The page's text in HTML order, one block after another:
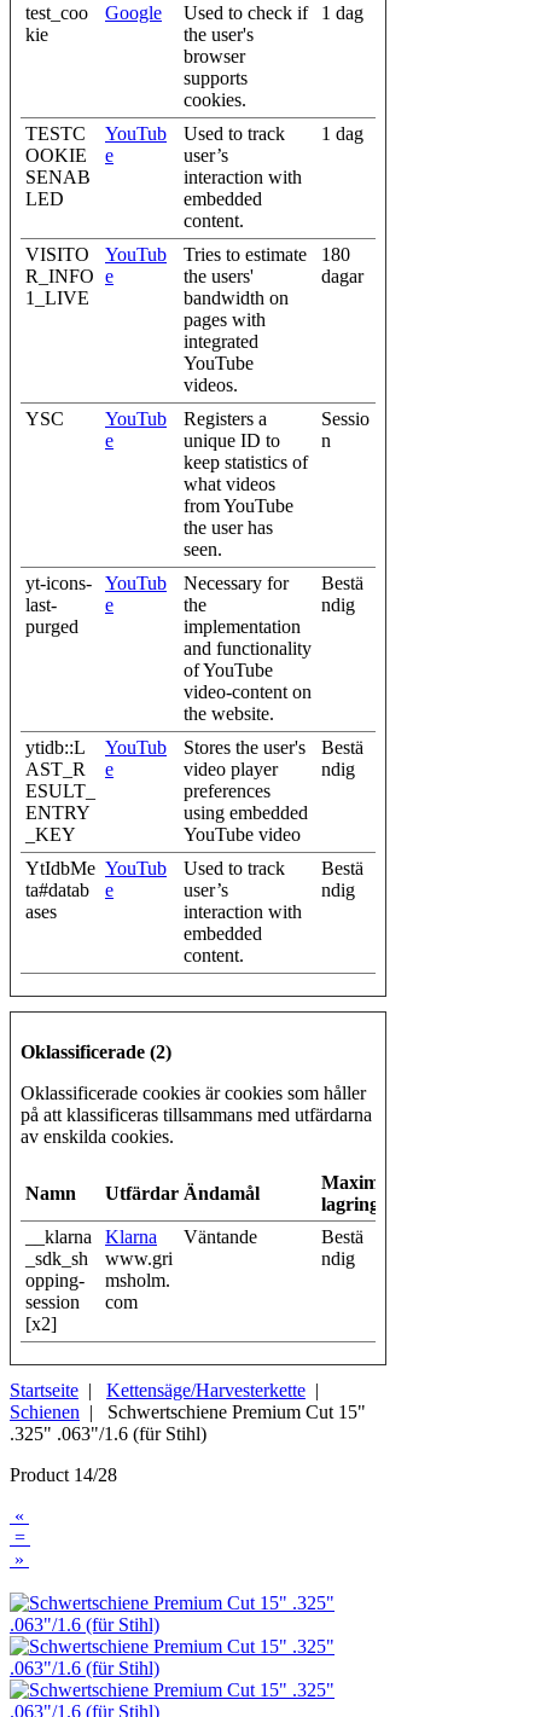
test_coo
kie
Google
Used to check if
the user's
browser
supports
cookies.
1 dag
TESTC
OOKIE
SENAB
LED
YouTub
e
Used to track
user’s
interaction with
embedded
content.
1 dag
VISITO
R_INFO
1_LIVE
YouTub
e
Tries to estimate
the users'
bandwidth on
pages with
integrated
YouTube
videos.
180
dagar
YSC
YouTub
e
Registers a
unique ID to
keep statistics of
what videos
from YouTube
the user has
seen.
Sessio
n
yt-icons-
last-
purged
YouTub
e
Necessary for
the
implementation
and functionality
of YouTube
video-content on
the website.
Bestä
ndig
ytidb::L
AST_R
ESULT_
ENTRY
_KEY
YouTub
e
Stores the user's
video player
preferences
using embedded
YouTube video
Bestä
ndig
YtIdbMe
ta#datab
ases
YouTub
e
Used to track
user’s
interaction with
embedded
content.
Bestä
ndig
Oklassificerade (2)
Oklassificerade cookies är cookies som håller
på att klassificeras tillsammans med utfärdarna
av enskilda cookies.
Namn UtfärdareÄndamål
Maximal
lagringstid
__klarna
_sdk_sh
opping-
session
[x2]
Klarna
www.gri
msholm.
com
Väntande
Bestä
ndig
Startseite | Kettensäge/Harvesterkette |
Schienen | Schwertschiene Premium Cut 15"
.325" .063"/1.6 (für Stihl)
Product 14/28
«
=
»